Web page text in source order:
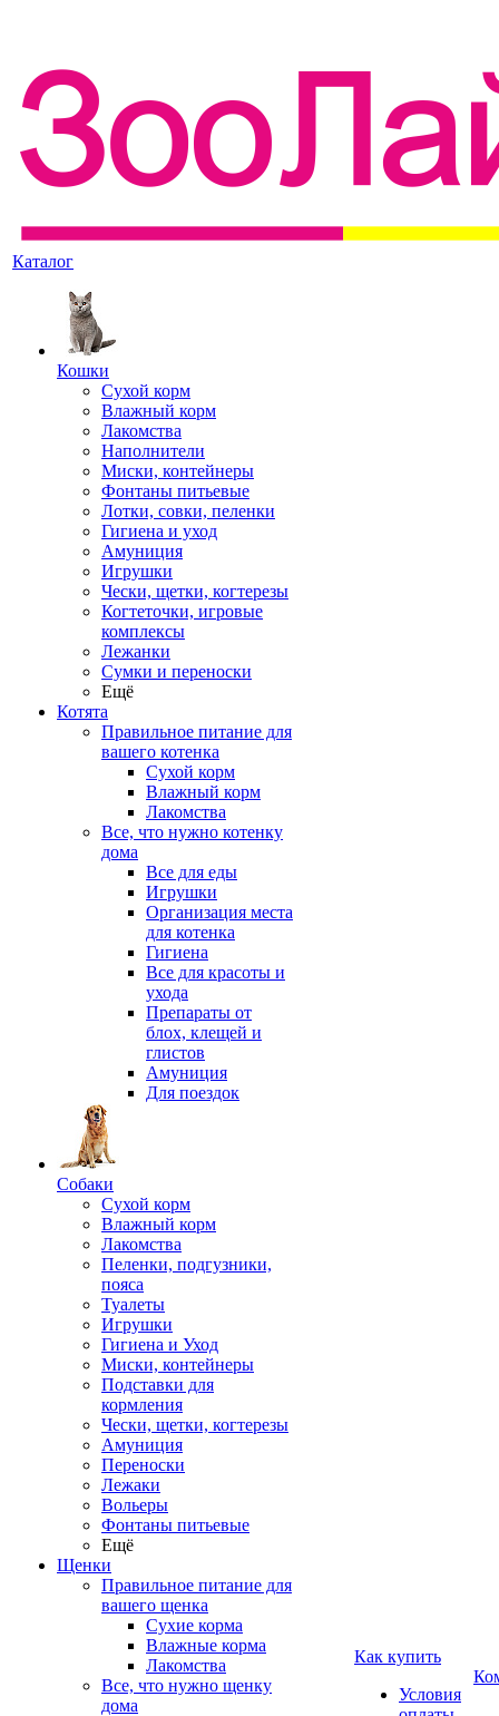
Каталог
Кошки
Сухой корм
Влажный корм
Лакомства
Наполнители
Миски, контейнеры
Фонтаны питьевые
Лотки, совки, пеленки
Гигиена и уход
Амуниция
Игрушки
Чески, щетки, когтерезы
Когтеточки, игровые
комплексы
Лежанки
Сумки и переноски
Ещё
Котята
Правильное питание для
вашего котенка
Сухой корм
Влажный корм
Лакомства
Все, что нужно котенку
дома
Все для еды
Игрушки
Организация места
для котенка
Гигиена
Все для красоты и
ухода
Препараты от
блох, клещей и
глистов
Амуниция
Для поездок
Собаки
Сухой корм
Влажный корм
Лакомства
Пеленки, подгузники,
пояса
Туалеты
Игрушки
Гигиена и Уход
Миски, контейнеры
Подставки для
кормления
Чески, щетки, когтерезы
Амуниция
Переноски
Лежаки
Вольеры
Фонтаны питьевые
Ещё
Щенки
Правильное питание для
вашего щенка
Сухие корма
Влажные корма
Лакомства
Все, что нужно щенку
дома
Как купить
Условия